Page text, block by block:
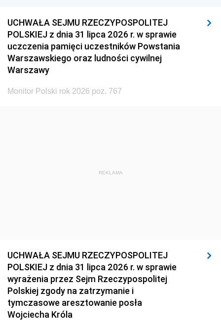
UCHWAŁA SEJMU RZECZYPOSPOLITEJ
POLSKIEJ z dnia 31 lipca 2026 r. w sprawie
uczczenia pamięci uczestników Powstania
Warszawskiego oraz ludności cywilnej
Warszawy
Monitor Polski rok 2026 poz. 767
REKLAMA
UCHWAŁA SEJMU RZECZYPOSPOLITEJ
POLSKIEJ z dnia 31 lipca 2026 r. w sprawie
wyrażenia przez Sejm Rzeczypospolitej
Polskiej zgody na zatrzymanie i
tymczasowe aresztowanie posła
Wojciecha Króla